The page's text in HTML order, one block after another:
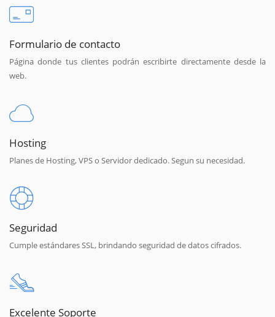
Formulario de contacto
Página donde tus clientes podrán escribirte directamente desde la
web.
Hosting
Planes de Hosting, VPS o Servidor dedicado. Segun su necesidad.
Seguridad
Cumple estándares SSL, brindando seguridad de datos cifrados.
Excelente Soporte